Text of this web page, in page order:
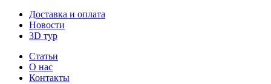
Доставка и оплата
Новости
3D тур
Статьи
О нас
Контакты